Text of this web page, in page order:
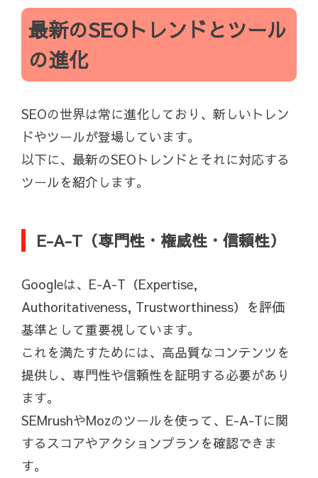
最新のSEOトレンドとツール
の進化
SEOの世界は常に進化しており、新しいトレン
ドやツールが登場しています。
以下に、最新のSEOトレンドとそれに対応する
ツールを紹介します。
E-A-T（専門性・権威性・信頼性）
Googleは、E-A-T（Expertise,
Authoritativeness, Trustworthiness）を評価
基準として重要視しています。
これを満たすためには、高品質なコンテンツを
提供し、専門性や信頼性を証明する必要があり
ます。
SEMrushやMozのツールを使って、E-A-Tに関
するスコアやアクションプランを確認できま
す。